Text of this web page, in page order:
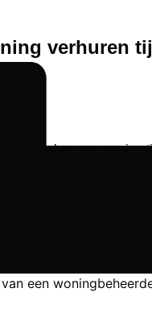
verhuren
is ideaal om uw woning